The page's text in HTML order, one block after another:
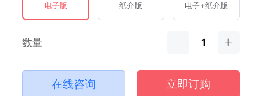
电子版 纸介版 电子+纸介版
数量
在线咨询 立即订购